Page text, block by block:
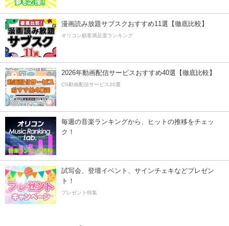
漫画読み放題サブスクおすすめ11選【徹底比較】
オリコン顧客満足度ランキング
2026年動画配信サービスおすすめ40選【徹底比較】
CS動画配信サービス20選
毎週の音楽ランキングから、ヒットの推移をチェッ
ク！
試写会、登壇イベント、サインチェキなどプレゼン
ト！
プレゼント特集